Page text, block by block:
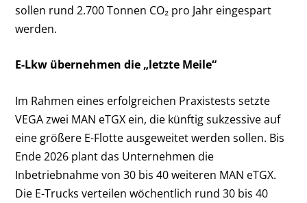
sollen rund 2.700 Tonnen CO₂ pro Jahr eingespart
werden.
E-Lkw übernehmen die „letzte Meile“
Im Rahmen eines erfolgreichen Praxistests setzte
VEGA zwei MAN eTGX ein, die künftig sukzessive auf
eine größere E-Flotte ausgeweitet werden sollen. Bis
Ende 2026 plant das Unternehmen die
Inbetriebnahme von 30 bis 40 weiteren MAN eTGX.
Die E-Trucks verteilen wöchentlich rund 30 bis 40